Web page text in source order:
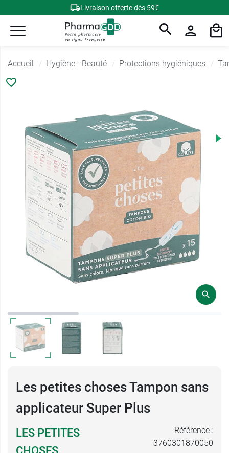
Livraison offerte dès 59€
Accueil Hygiène - Beauté Protections hygiéniques
Les petites choses Tampon sans
applicateur Super Plus
LES PETITES
Référence :
3760301870050